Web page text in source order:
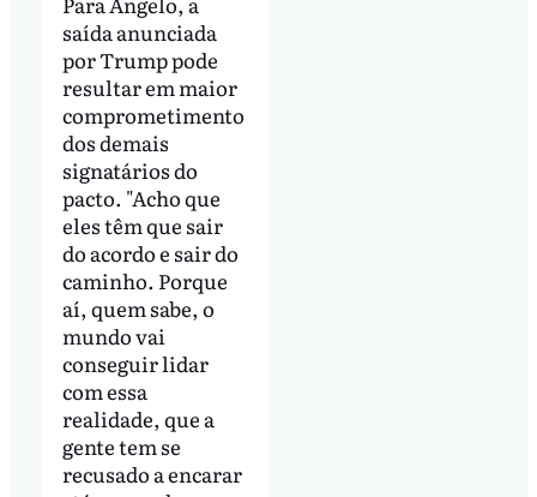
saída anunciada
por Trump pode
resultar em maior
comprometimento
dos demais
signatários do
pacto. "Acho que
eles têm que sair
do acordo e sair do
caminho. Porque
aí, quem sabe, o
mundo vai
conseguir lidar
com essa
realidade, que a
gente tem se
recusado a encarar